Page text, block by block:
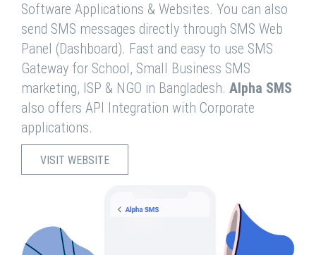
Software Applications & Websites. You can also
send SMS messages directly through SMS Web
Panel (Dashboard). Fast and easy to use SMS
Gateway for School, Small Business SMS
marketing, ISP & NGO in Bangladesh. Alpha SMS
also offers API Integration with Corporate
applications.
VISIT WEBSITE